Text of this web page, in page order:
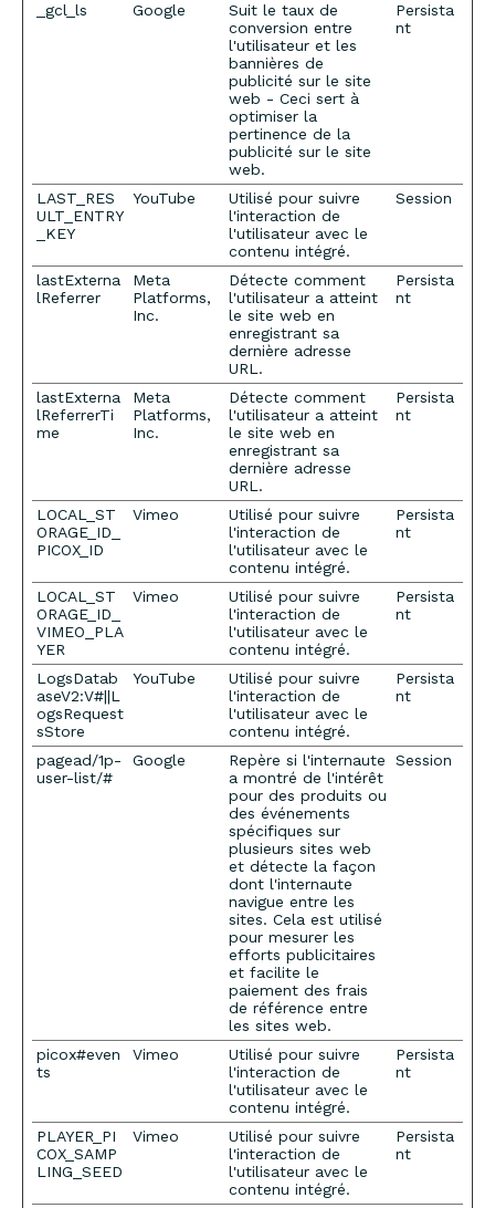
_gcl_ls Google
Suit le taux de
conversion entre
l'utilisateur et les
bannières de
publicité sur le site
web - Ceci sert à
optimiser la
pertinence de la
publicité sur le site
web.
Persista
nt
LAST_RES
ULT_ENTRY
_KEY
YouTube
Utilisé pour suivre
l'interaction de
l'utilisateur avec le
contenu intégré.
Session
lastExterna
lReferrer
Meta
Platforms,
Inc.
Détecte comment
l'utilisateur a atteint
le site web en
enregistrant sa
dernière adresse
URL.
Persista
nt
lastExterna
lReferrerTi
me
Meta
Platforms,
Inc.
Détecte comment
l'utilisateur a atteint
le site web en
enregistrant sa
dernière adresse
URL.
Persista
nt
LOCAL_ST
ORAGE_ID_
PICOX_ID
Vimeo
Utilisé pour suivre
l'interaction de
l'utilisateur avec le
contenu intégré.
Persista
nt
LOCAL_ST
ORAGE_ID_
VIMEO_PLA
YER
Vimeo
Utilisé pour suivre
l'interaction de
l'utilisateur avec le
contenu intégré.
Persista
nt
LogsDatab
aseV2:V#||L
ogsRequest
sStore
YouTube
Utilisé pour suivre
l'interaction de
l'utilisateur avec le
contenu intégré.
Persista
nt
pagead/1p-
user-list/#
Google
Repère si l'internaute
a montré de l'intérêt
pour des produits ou
des événements
spécifiques sur
plusieurs sites web
et détecte la façon
dont l'internaute
navigue entre les
sites. Cela est utilisé
pour mesurer les
efforts publicitaires
et facilite le
paiement des frais
de référence entre
les sites web.
Session
picox#even
ts
Vimeo
Utilisé pour suivre
l'interaction de
l'utilisateur avec le
contenu intégré.
Persista
nt
PLAYER_PI
COX_SAMP
LING_SEED
Vimeo
Utilisé pour suivre
l'interaction de
l'utilisateur avec le
contenu intégré.
Persista
nt